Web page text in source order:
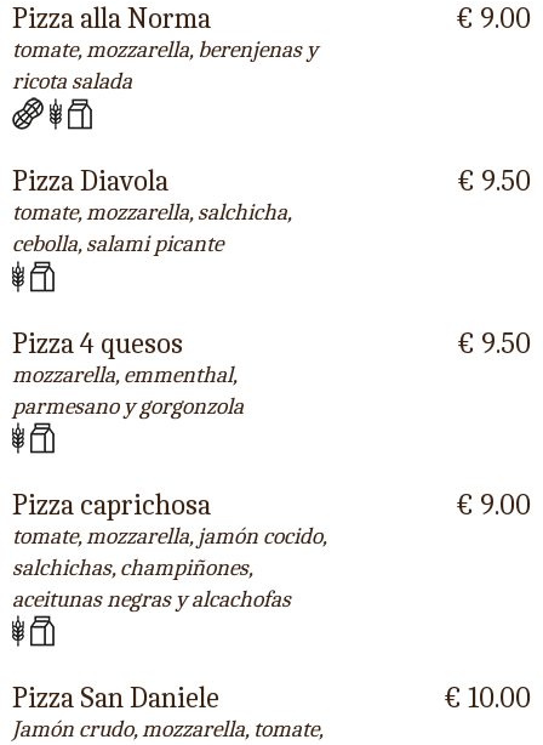
Pizza alla Norma
tomate, mozzarella, berenjenas y
ricota salada
€ 9.00
Pizza Diavola
tomate, mozzarella, salchicha,
cebolla, salami picante
€ 9.50
Pizza 4 quesos
mozzarella, emmenthal,
parmesano y gorgonzola
€ 9.50
Pizza caprichosa
tomate, mozzarella, jamón cocido,
salchichas, champiñones,
aceitunas negras y alcachofas
€ 9.00
Pizza San Daniele
Jamón crudo, mozzarella, tomate,
€ 10.00